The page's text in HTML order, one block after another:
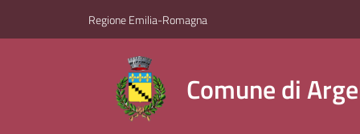
Regione Emilia-Romagna
Comune di